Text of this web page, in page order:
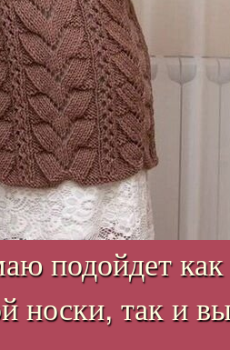
подойдет как
носки, так и